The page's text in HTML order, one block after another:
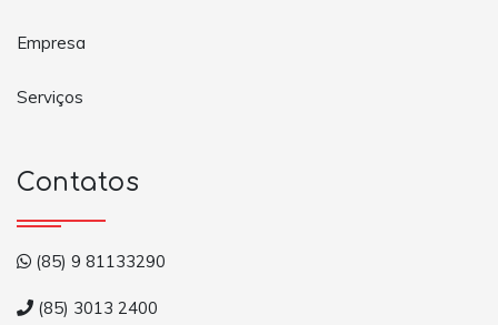
Empresa
Serviços
Contatos
(85) 9 81133290
(85) 3013 2400